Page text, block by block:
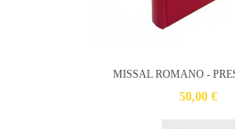
MISSAL ROMANO -
50,00 €